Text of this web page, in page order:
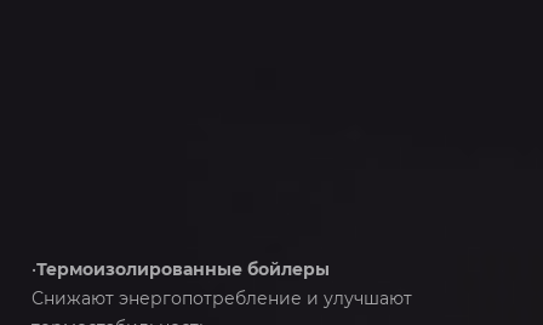
•Термоизолированные бойлеры
Снижают энергопотребление и улучшают